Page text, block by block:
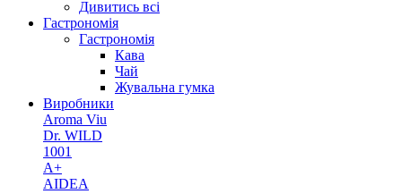
Дивитись всі
Гастрономія
Гастрономія
Кава
Чай
Жувальна гумка
Виробники
Aroma Viu
Dr. WILD
1001
A+
AIDEA